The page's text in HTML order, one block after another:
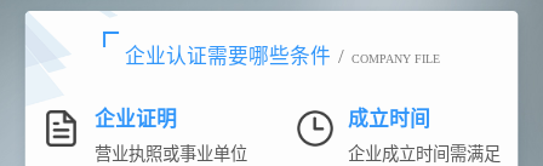
企业认证需要哪些条件 / COMPANY FILE
企业证明
营业执照或事业单位
成立时间
企业成立时间需满足